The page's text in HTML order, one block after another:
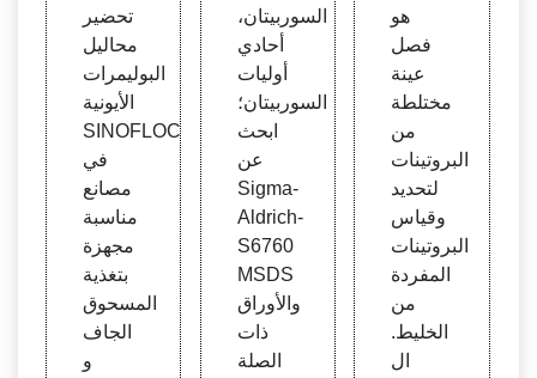
تحضير
محاليل
البوليمرات
الأيونية
SINOFLOC
في
مصانع
مناسبة
مجهزة
بتغذية
المسحوق
الجاف
و
السوربيتان،
أحادي
أوليات
السوربيتان؛
ابحث
عن
Sigma-
Aldrich-
S6760
MSDS
والأوراق
ذات
الصلة
هو
فصل
عينة
مختلطة
من
البروتينات
لتحديد
وقياس
البروتينات
المفردة
من
الخليط.
ال